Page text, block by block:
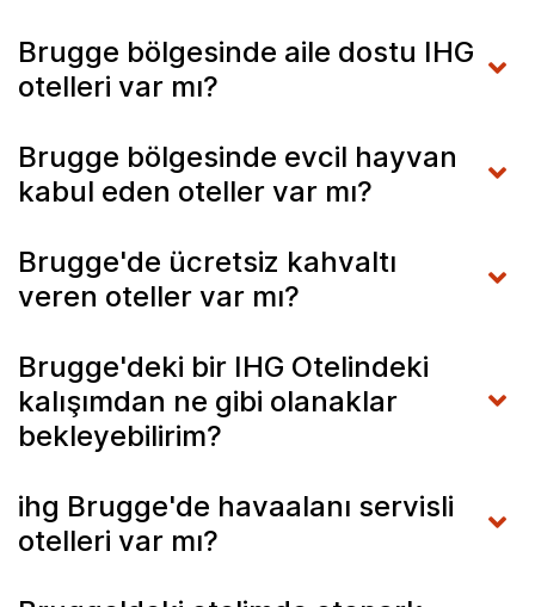
Brugge bölgesinde aile dostu IHG
otelleri var mı?
Brugge bölgesinde evcil hayvan
kabul eden oteller var mı?
Brugge'de ücretsiz kahvaltı
veren oteller var mı?
Brugge'deki bir IHG Otelindeki
kalışımdan ne gibi olanaklar
bekleyebilirim?
ihg Brugge'de havaalanı servisli
otelleri var mı?